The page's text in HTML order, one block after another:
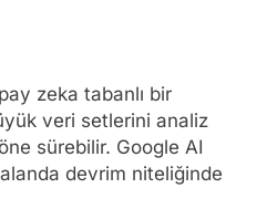
zeka tabanlı bir
veri setlerini analiz
sürebilir. Google AI
devrim niteliğinde